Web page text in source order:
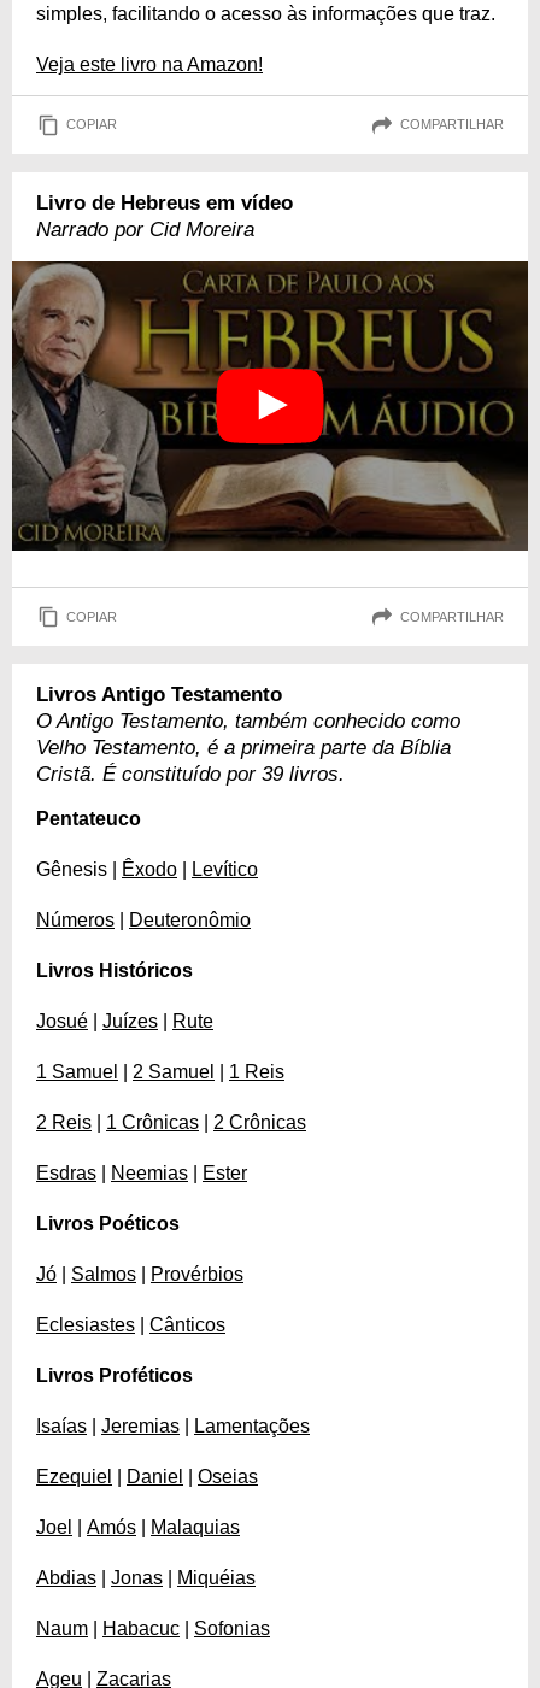
simples, facilitando o acesso às informações que traz.
Veja este livro na Amazon!
COPIAR COMPARTILHAR
Livro de Hebreus em vídeo
Narrado por Cid Moreira
COPIAR COMPARTILHAR
Livros Antigo Testamento
O Antigo Testamento, também conhecido como
Velho Testamento, é a primeira parte da Bíblia
Cristã. É constituído por 39 livros.
Pentateuco
Gênesis | Êxodo Levítico
Números Deuteronômio
Livros Históricos
Josué Juízes Rute
1 Samuel 2 Samuel 1 Reis
2 Reis 1 Crônicas 2 Crônicas
Esdras Neemias Ester
Livros Poéticos
Jó Salmos Provérbios
Eclesiastes Cânticos
Livros Proféticos
Isaías Jeremias Lamentações
Ezequiel Daniel Oseias
Joel Amós Malaquias
Abdias Jonas Miquéias
Naum Habacuc Sofonias
Ageu Zacarias